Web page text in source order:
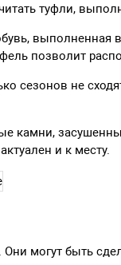
туфли,
выполненная
позволит
сезонов не
камни,
и к месту.
могут быть